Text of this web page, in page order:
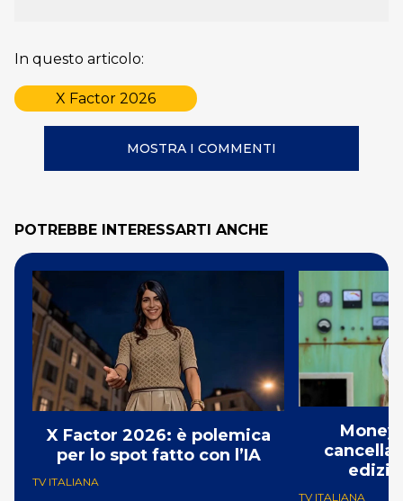
In questo articolo:
X Factor 2026
MOSTRA I COMMENTI
POTREBBE INTERESSARTI ANCHE
X Factor 2026: è polemica
per lo spot fatto con l’IA
TV ITALIANA
Money
TV ITALIANA